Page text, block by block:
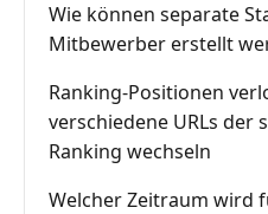
Wie können separate
Mitbewerber erstellt
Ranking-Positionen
verschiedene URLs der
Ranking wechseln
Welcher Zeitraum wird